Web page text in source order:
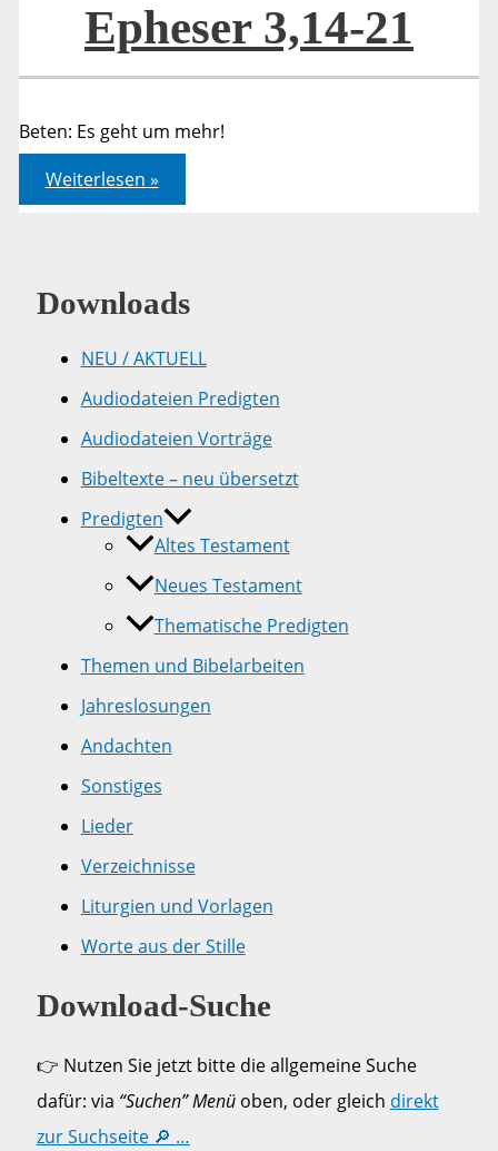
Epheser 3,14-21
Beten: Es geht um mehr!
Epheser
3,14-
21
Weiterlesen »
Downloads
NEU / AKTUELL
Audiodateien Predigten
Audiodateien Vorträge
Bibeltexte – neu übersetzt
Predigten
Altes Testament
Neues Testament
Thematische Predigten
Themen und Bibelarbeiten
Jahreslosungen
Andachten
Sonstiges
Lieder
Verzeichnisse
Liturgien und Vorlagen
Worte aus der Stille
Download-Suche
👉 Nutzen Sie jetzt bitte die allgemeine Suche
dafür: via “Suchen” Menüoben, oder gleich direkt
zur Suchseite 🔎 …